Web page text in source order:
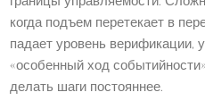
когда подъем перетекает в
падает уровень верификации,
«особенный ход
делать шаги постояннее.